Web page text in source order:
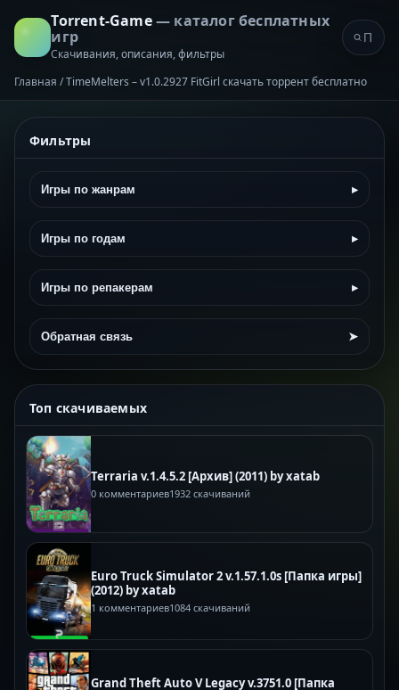
Torrent-Game— каталог бесплатных
игр
Скачивания, описания, фильтры
Главная /TimeMelters – v1.0.2927 FitGirl скачать торрент бесплатно
Фильтры
Игры по жанрам ▸
Игры по годам ▸
Игры по репакерам ▸
Обратная связь ➤
Топ скачиваемых
Terraria v.1.4.5.2 [Архив] (2011) by xatab
0 комментариев1932 скачиваний
Euro Truck Simulator 2 v.1.57.1.0s [Папка игры]
(2012) by xatab
1 комментариев1084 скачиваний
Grand Theft Auto V Legacy v.3751.0 [Папка